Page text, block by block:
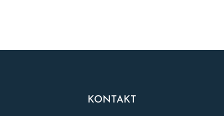
KONTAKT